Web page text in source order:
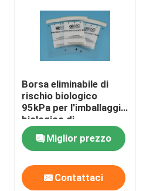
Borsa eliminabile di
rischio biologico
95kPa per l'imballaggio
biologico di
rischio/esemplare
contagiosoMiglior prezzo
Contattaci